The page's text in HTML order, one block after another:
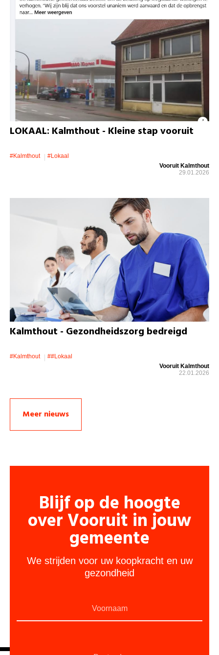
LOKAAL: Kalmthout - Kleine stap vooruit
#kalmthout
#lokaal
Vooruit Kalmthout
29.01.2026
Kalmthout - Gezondheidszorg bedreigd
#kalmthout
##lokaal
Vooruit Kalmthout
22.01.2026
Meer nieuws
Blijf op de hoogte
over Vooruit in jouw
gemeente
We strijden voor uw koopkracht en uw
gezondheid